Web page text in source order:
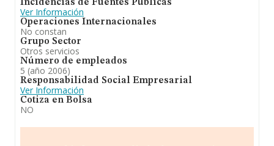
Incidencias de Fuentes Públicas
Ver Información
Operaciones Internacionales
No constan
Grupo Sector
Otros servicios
Número de empleados
5 (año 2006)
Responsabilidad Social Empresarial
Ver Información
Cotiza en Bolsa
NO